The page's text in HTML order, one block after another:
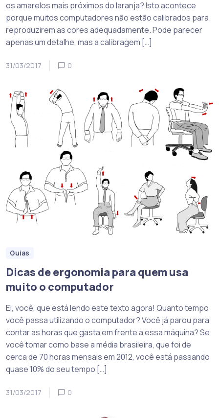
os amarelos mais próximos do laranja? Isto acontece
porque muitos computadores não estão calibrados para
reproduzirem as cores adequadamente. Pode parecer
apenas um detalhe, mas a calibragem […]
31/03/2017 0
Guias
Dicas de ergonomia para quem usa
muito o computador
Ei, você, que está lendo este texto agora! Quanto tempo
você passa utilizando o computador? Você já parou para
contar as horas que gasta em frente a essa máquina? Se
você tomar como base a média brasileira, que foi de
cerca de 70 horas mensais em 2012, você está passando
quase 10% do seu tempo […]
31/03/2017 0